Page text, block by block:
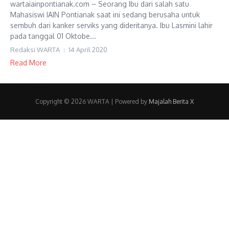
wartaiainpontianak.com – Seorang Ibu dari salah satu
Mahasiswi IAIN Pontianak saat ini sedang berusaha untuk
sembuh dari kanker serviks yang dideritanya. Ibu Lasmini lahir
pada tanggal 01 Oktobe...
Redaksi WARTA 14 April 2020
Read More
Copyright © 2026 WARTA | Powered by Majalah Berita X